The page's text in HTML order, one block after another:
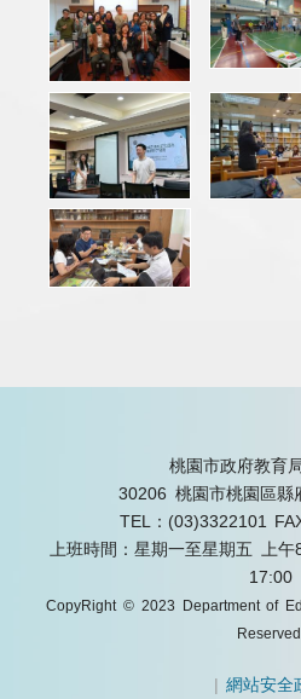
桃園市政府教育
30206 桃園市桃園區縣
TEL：(03)3322101
上班時間：星期一至星期五 上
17:00
CopyRight © 2023 Department of
Reserved.
|網站安全